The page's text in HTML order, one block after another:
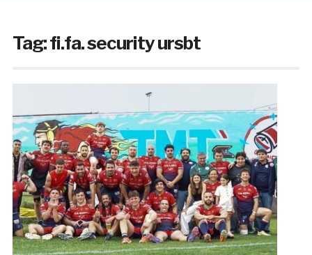
Tag:fi.fa. security ursbt